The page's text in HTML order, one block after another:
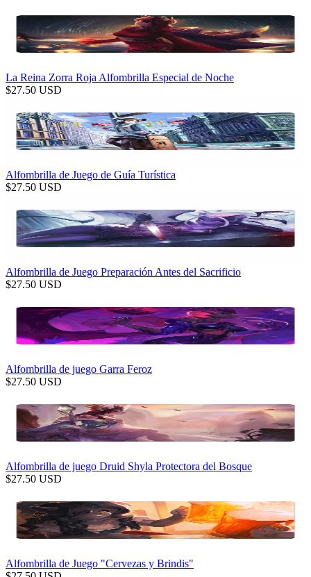
La Reina Zorra Roja Alfombrilla Especial de Noche
$27.50 USD
Alfombrilla de Juego de Guía Turística
$27.50 USD
Alfombrilla de Juego Preparación Antes del Sacrificio
$27.50 USD
Alfombrilla de juego Garra Feroz
$27.50 USD
Alfombrilla de juego Druid Shyla Protectora del Bosque
$27.50 USD
Alfombrilla de Juego "Cervezas y Brindis"